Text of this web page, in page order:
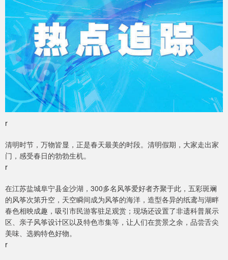
r
清明时节，万物皆显，正是春天最美的时段。清明假期，大家走出家
门，感受春日的勃勃生机。
r
在江苏盐城阜宁县金沙湖，300多名风筝爱好者齐聚于此，五彩斑斓
的风筝次第升空，天空瞬间成为风筝的海洋，造型各异的纸鸢与湖畔
春色相映成趣，吸引市民游客驻足观赏；现场还设置了非遗科普展示
区、亲子风筝设计区以及特色市集等，让人们在赏景之余，品尝舌尖
美味、选购特色好物。
r